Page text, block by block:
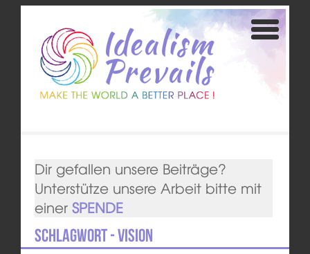
Dir gefallen unsere Beiträge?
Unterstütze unsere Arbeit bitte mit
einer SPENDE
Schlagwort - Vision